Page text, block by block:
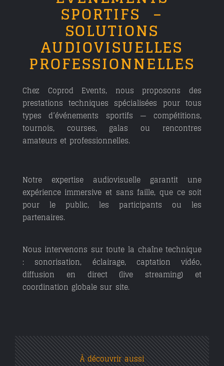
SPORTIFS –
SOLUTIONS
AUDIOVISUELLES
PROFESSIONNELLES
Chez Coprod Events, nous proposons des
prestations techniques spécialisées pour tous
types d’événements sportifs — compétitions,
tournois, courses, galas ou rencontres
amateurs et professionnelles.
Notre expertise audiovisuelle garantit une
expérience immersive et sans faille, que ce soit
pour le public, les participants ou les
partenaires.
Nous intervenons sur toute la chaîne technique
: sonorisation, éclairage, captation vidéo,
diffusion en direct (live streaming) et
coordination globale sur site.
À découvrir aussi